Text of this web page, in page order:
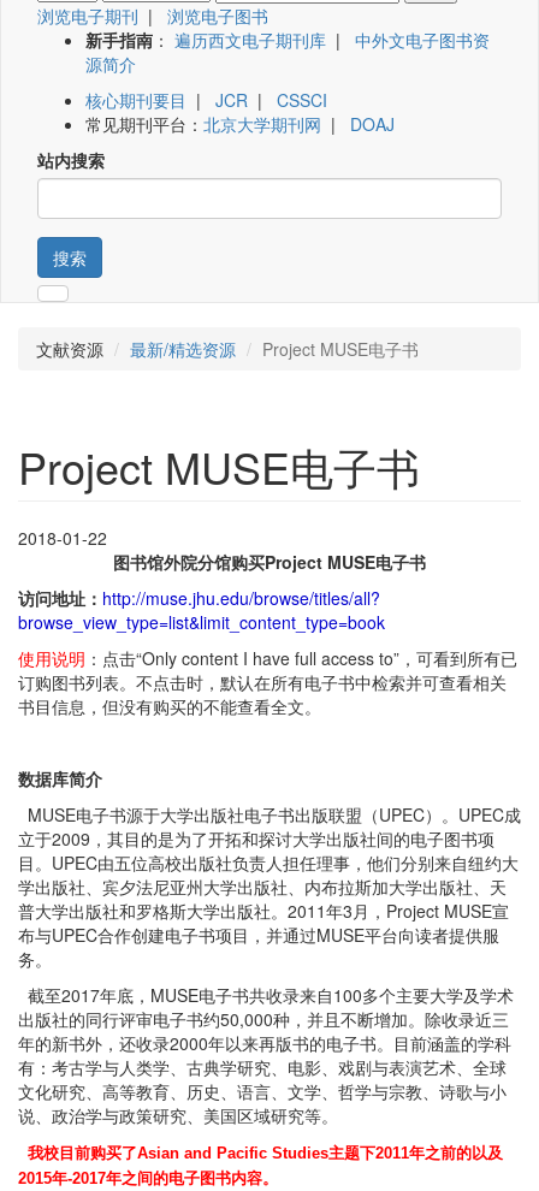
浏览电子期刊 | 浏览电子图书
新手指南 ： 遍历西文电子期刊库 | 中外文电子图书资
源简介
核心期刊要目 | JCR | CSSCI
常见期刊平台： 北京大学期刊网 | DOAJ
站内搜索
搜索
文献资源 最新/精选资源 Project MUSE电子书
Project MUSE电子书
2018-01-22
图书馆外院分馆购买Project MUSE电子书
访问地址： http://muse.jhu.edu/browse/titles/all?
browse_view_type=list&limit_content_type=book
使用说明 ：点击“Only content I have full access to”，可看到所有已
订购图书列表。不点击时，默认在所有电子书中检索并可查看相关
书目信息，但没有购买的不能查看全文。
数据库简介
MUSE电子书源于大学出版社电子书出版联盟（UPEC）。UPEC成
立于2009，其目的是为了开拓和探讨大学出版社间的电子图书项
目。UPEC由五位高校出版社负责人担任理事，他们分别来自纽约大
学出版社、宾夕法尼亚州大学出版社、内布拉斯加大学出版社、天
普大学出版社和罗格斯大学出版社。2011年3月，Project MUSE宣
布与UPEC合作创建电子书项目，并通过MUSE平台向读者提供服
务。
截至2017年底，MUSE电子书共收录来自100多个主要大学及学术
出版社的同行评审电子书约50,000种，并且不断增加。除收录近三
年的新书外，还收录2000年以来再版书的电子书。目前涵盖的学科
有：考古学与人类学、古典学研究、电影、戏剧与表演艺术、全球
文化研究、高等教育、历史、语言、文学、哲学与宗教、诗歌与小
说、政治学与政策研究、美国区域研究等。
我校目前购买了Asian and Pacific Studies主题下2011年之前的以及
2015年-2017年之间的电子图书内容。